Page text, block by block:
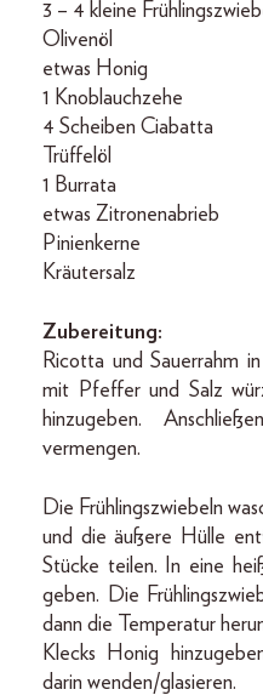
3 – 4 kleine
Olivenöl
etwas Honig
1 Knoblauchzehe
4 Scheiben Ciabatta
Trüffelöl
1 Burrata
etwas Zitronenabrieb
Pinienkerne
Kräutersalz
Zubereitung:
Ricotta und Sauerrahm
mit Pfeffer und Salz
hinzugeben.
vermengen.
Die Frühlingszwiebeln
und die äußere Hülle
Stücke teilen. In eine
geben. Die
dann die Temperatur
Klecks Honig
darin wenden/glasieren.